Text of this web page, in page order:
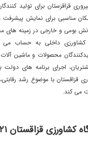
قزاقزستان برای تولید
مکان مناسبی برای نمایش
بومی و خارجی در زمینه
کشاورزی داخلی به حساب می
محصولات و ماشین
اجرای برنامه های دولت
قزاقستان با موضوع رشد
می کند.
قزاقستان ٢٠٢١: